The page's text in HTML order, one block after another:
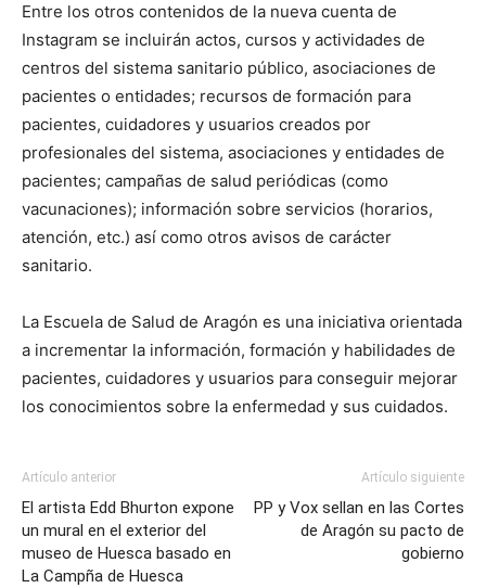
Entre los otros contenidos de la nueva cuenta de
Instagram se incluirán actos, cursos y actividades de
centros del sistema sanitario público, asociaciones de
pacientes o entidades; recursos de formación para
pacientes, cuidadores y usuarios creados por
profesionales del sistema, asociaciones y entidades de
pacientes; campañas de salud periódicas (como
vacunaciones); información sobre servicios (horarios,
atención, etc.) así como otros avisos de carácter
sanitario.
La Escuela de Salud de Aragón es una iniciativa orientada
a incrementar la información, formación y habilidades de
pacientes, cuidadores y usuarios para conseguir mejorar
los conocimientos sobre la enfermedad y sus cuidados.
Artículo anterior
El artista Edd Bhurton expone
un mural en el exterior del
museo de Huesca basado en
La Campña de Huesca
Artículo siguiente
PP y Vox sellan en las Cortes
de Aragón su pacto de
gobierno